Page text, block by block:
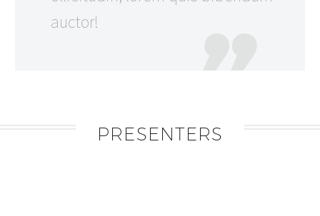
auctor!
PRESENTERS